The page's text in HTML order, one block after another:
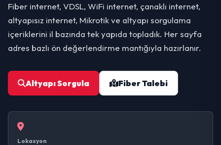
Fiber internet, VDSL, WiFi internet, çanaklı internet,
altyapısız internet, Mikrotik ve altyapı sorgulama
içeriklerini il bazında tek yapıda topladık. Her sayfa
adres bazlı ön değerlendirme mantığıyla hazırlanır.
Altyapı Sorgula Fiber Talebi
Lokasyon